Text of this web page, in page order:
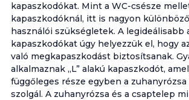
kapaszkodókat. Mint a WC-csésze
kapaszkodóknál, itt is nagyon
használói szükségletek. A legideálisabb
kapaszkodókat úgy helyezzük el, hogy
való megkapaszkodást biztosítsanak.
alkalmaznak „L” alakú kapaszkodót,
függőleges része egyben a
szolgál. A zuhanyrózsa és a csaptelep